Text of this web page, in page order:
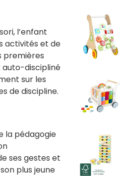
l’enfant
activités et de
premières
auto-discipliné
sur les
de discipline.
la pédagogie
ses gestes et
plus jeune